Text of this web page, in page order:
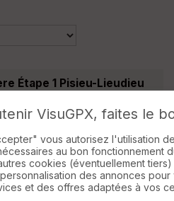
Étape 1 Pisieu-Lieudieu
24 km
P'tit Ranch où on a stationné
Itinéraire sans difficulté,
au Relais de Bonlieu chez
VisuGPX, faites le
vous autorisez l'utilisation
au bon fonctionnement
cookies (éventuellement
des annonces pour
et des offres adaptées à vos